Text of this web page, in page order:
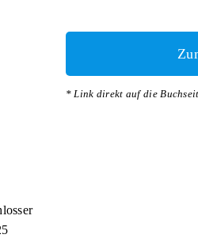
* Link direkt auf die